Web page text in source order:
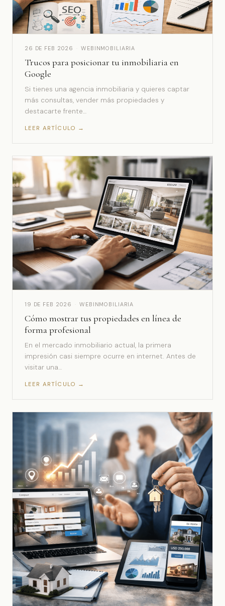
26 DE FEB 2026 WEBINMOBILIARIA
Trucos para posicionar tu inmobiliaria en
Google
Si tienes una agencia inmobiliaria y quieres captar
más consultas, vender más propiedades y
destacarte frente…
LEER ARTÍCULO →
19 DE FEB 2026 WEBINMOBILIARIA
Cómo mostrar tus propiedades en línea de
forma profesional
En el mercado inmobiliario actual, la primera
impresión casi siempre ocurre en internet. Antes de
visitar una…
LEER ARTÍCULO →